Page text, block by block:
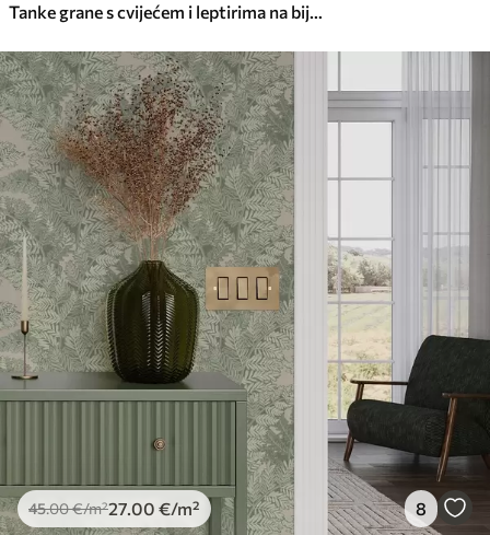
Tanke grane s cvijećem i leptirima na bijeloj pozadini
45.00€/m²27.00 €/m² 8